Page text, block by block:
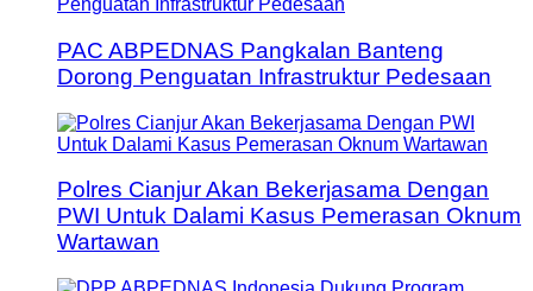
PAC ABPEDNAS Pangkalan Banteng
Dorong Penguatan Infrastruktur Pedesaan
Polres Cianjur Akan Bekerjasama Dengan
PWI Untuk Dalami Kasus Pemerasan Oknum
Wartawan